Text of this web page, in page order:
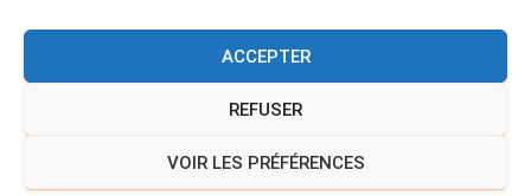
ACCEPTER
REFUSER
VOIR LES PRÉFÉRENCES
Hestia | Développé parThemeIsle